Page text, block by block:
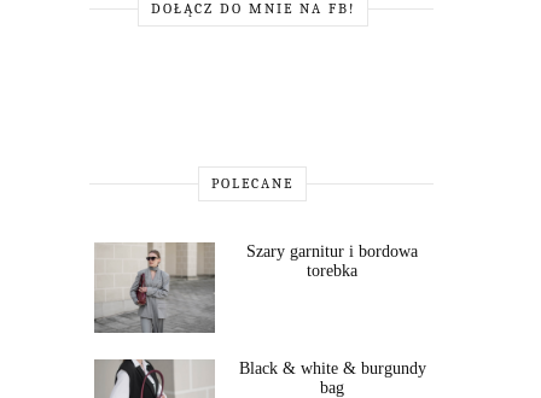
DOŁĄCZ DO MNIE NA FB!
POLECANE
Szary garnitur i bordowa
torebka
Black & white & burgundy
bag